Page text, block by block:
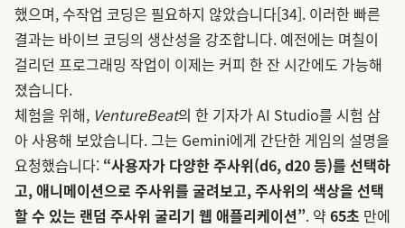
했으며, 수작업 코딩은 필요하지 않았습니다[34]. 이러한 빠른
결과는 바이브 코딩의 생산성을 강조합니다. 예전에는 며칠이
걸리던 프로그래밍 작업이 이제는 커피 한 잔 시간에도 가능해
졌습니다.
체험을 위해, VentureBeat의 한 기자가 AI Studio를 시험 삼
아 사용해 보았습니다. 그는 Gemini에게 간단한 게임의 설명을
요청했습니다: “사용자가 다양한 주사위(d6, d20 등)를 선택하
고, 애니메이션으로 주사위를 굴려보고, 주사위의 색상을 선택
할 수 있는 랜덤 주사위 굴리기 웹 애플리케이션”. 약65초 만에